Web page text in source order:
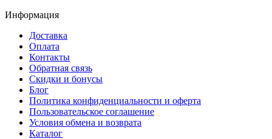
Информация
Доставка
Оплата
Контакты
Обратная связь
Скидки и бонусы
Блог
Политика конфиденциальности и оферта
Пользовательское соглашение
Условия обмена и возврата
Каталог